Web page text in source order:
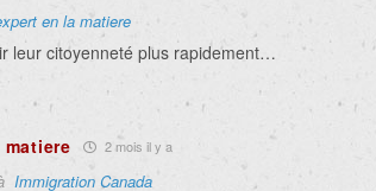
en la matiere
leur citoyenneté plus rapidement…
2 mois il y a
Immigration Canada